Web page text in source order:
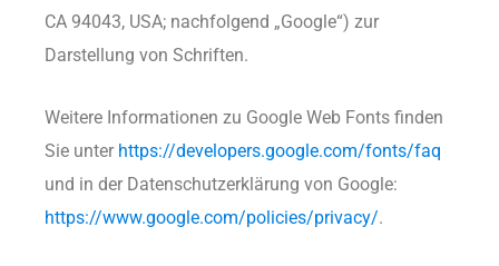
CA 94043, USA; nachfolgend „Google“) zur
Darstellung von Schriften.
Weitere Informationen zu Google Web Fonts finden
Sie unter https://developers.google.com/fonts/faq
und in der Datenschutzerklärung von Google:
https://www.google.com/policies/privacy/.